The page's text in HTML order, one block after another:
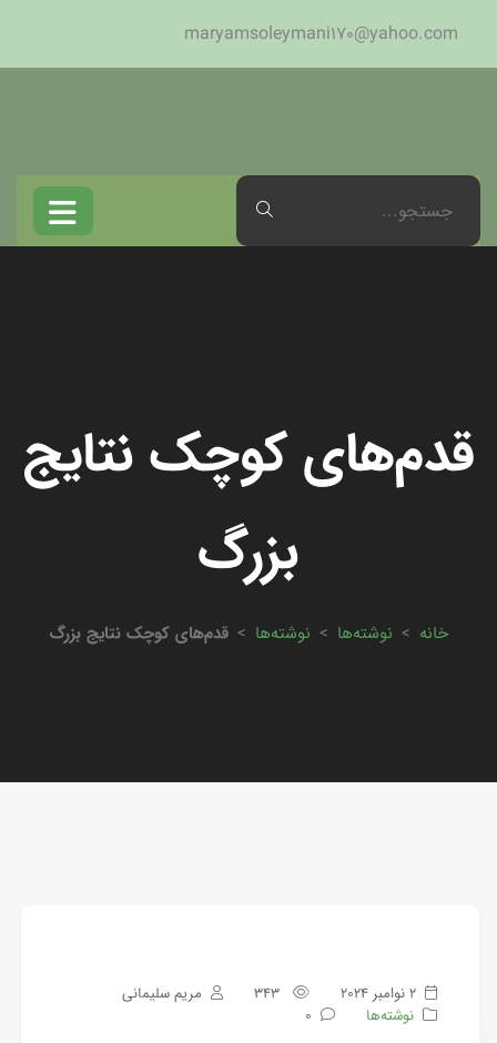
maryamsoleymani170@yahoo.com
قدم‌های کوچک نتایج
بزرگ
خانه > نوشته‌ها > نوشته‌ها > قدم‌های کوچک نتایج بزرگ
2 نوامبر 2024
مریم سلیمانی
نوشته‌ها
0